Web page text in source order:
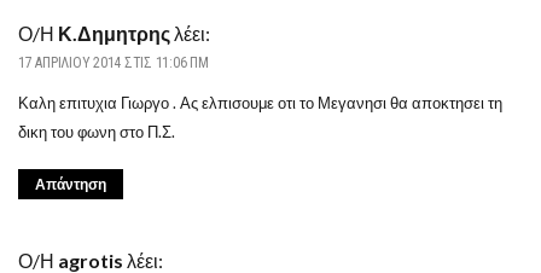
Ο/Η Κ.Δημητρης λέει:
17 ΑΠΡΙΛΊΟΥ 2014 ΣΤΙΣ 11:06 ΠΜ
Καλη επιτυχια Γιωργο . Ας ελπισουμε οτι το Μεγανησι θα αποκτησει τη
δικη του φωνη στο Π.Σ.
Απάντηση
Ο/Η agrotis λέει: